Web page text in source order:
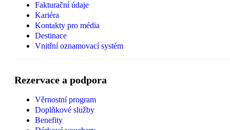
Fakturační údaje
Kariéra
Kontakty pro média
Destinace
Vnitřní oznamovací systém
Rezervace a podpora
Věrnostní program
Doplňkové služby
Benefity